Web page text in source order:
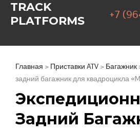
TRACK
PLATFORMS
+7
Главная > Приставки ATV > Багажник
задний багажник для квадроцикла
Задний